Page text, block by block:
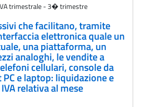
trimestrale - 3� trimestre
che facilitano, tramite
elettronica quale un
una piattaforma, un
analoghi, le vendite a
cellulari, console da
e laptop: liquidazione e
relativa al mese